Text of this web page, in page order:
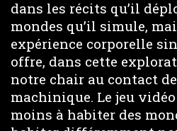
dans les récits qu’il
mondes qu’il simule,
expérience corporelle
offre, dans cette
notre chair au contact
machinique. Le jeu
moins à habiter des